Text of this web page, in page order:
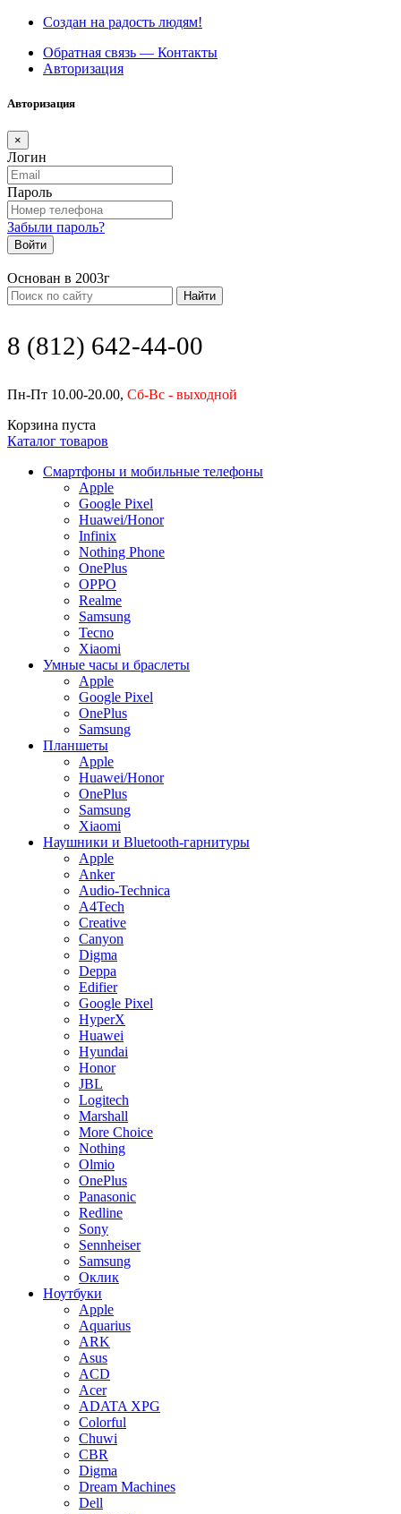
Создан на радость людям!
Обратная связь — Контакты
Авторизация
Авторизация
×
Логин
Пароль
Забыли пароль?
Войти
Основан в 2003г
Найти
8 (812) 642-44-00
Пн-Пт 10.00-20.00, Сб-Вс - выходной
Корзина пуста
Каталог товаров
Смартфоны и мобильные телефоны
Apple
Google Pixel
Huawei/Honor
Infinix
Nothing Phone
OnePlus
OPPO
Realme
Samsung
Tecno
Xiaomi
Умные часы и браслеты
Apple
Google Pixel
OnePlus
Samsung
Планшеты
Apple
Huawei/Honor
OnePlus
Samsung
Xiaomi
Наушники и Bluetooth-гарнитуры
Apple
Anker
Audio-Technica
A4Tech
Creative
Canyon
Digma
Deppa
Edifier
Google Pixel
HyperX
Huawei
Hyundai
Honor
JBL
Logitech
Marshall
More Choice
Nothing
Olmio
OnePlus
Panasonic
Redline
Sony
Sennheiser
Samsung
Оклик
Ноутбуки
Apple
Aquarius
ARK
Asus
ACD
Acer
ADATA XPG
Colorful
Chuwi
CBR
Digma
Dream Machines
Dell